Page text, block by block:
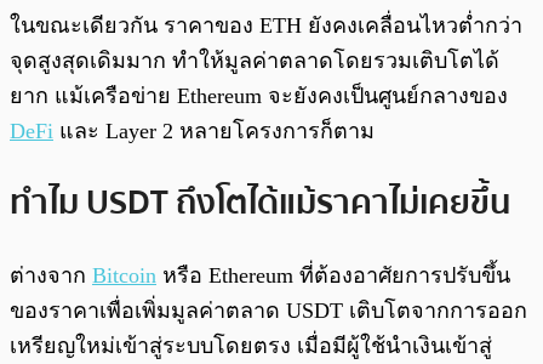
ในขณะเดียวกัน ราคาของ ETH ยังคงเคลื่อนไหวต่ำกว่า
จุดสูงสุดเดิมมาก ทำให้มูลค่าตลาดโดยรวมเติบโตได้
ยาก แม้เครือข่าย Ethereum จะยังคงเป็นศูนย์กลางของ
DeFi และ Layer 2 หลายโครงการก็ตาม
ทำไม USDT ถึงโตได้แม้ราคาไม่เคยขึ้น
ต่างจาก Bitcoin หรือ Ethereum ที่ต้องอาศัยการปรับขึ้น
ของราคาเพื่อเพิ่มมูลค่าตลาด USDT เติบโตจากการออก
เหรียญใหม่เข้าสู่ระบบโดยตรง เมื่อมีผู้ใช้นำเงินเข้าสู่